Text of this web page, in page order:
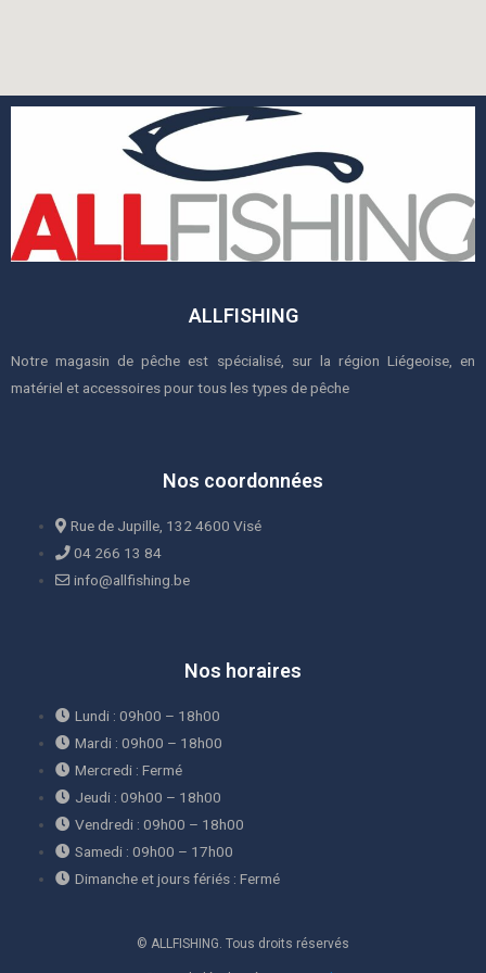
ALLFISHING
Notre magasin de pêche est spécialisé, sur la région Liégeoise, en
matériel et accessoires pour tous les types de pêche
Nos coordonnées
Rue de Jupille, 132 4600 Visé
04 266 13 84
info@allfishing.be
Nos horaires
Lundi : 09h00 – 18h00
Mardi : 09h00 – 18h00
Mercredi : Fermé
Jeudi : 09h00 – 18h00
Vendredi : 09h00 – 18h00
Samedi : 09h00 – 17h00
Dimanche et jours fériés : Fermé
© ALLFISHING. Tous droits réservés